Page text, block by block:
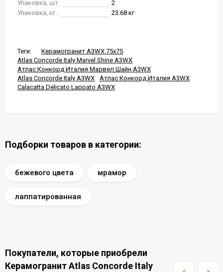
Упаковка, шт.
2
Упаковка, кг.
23.68 кг
Теги:
Керамогранит A3WX 75x75
Atlas Concorde Italy Marvel Shine A3WX
Атлас Конкорд Италия Марвел Шайн A3WX
Atlas Concorde Italy A3WX
Атлас Конкорд Италия A3WX
Calacatta Delicato Lappato A3WX
Подборки товаров в категории:
бежевого цвета мрамор
лаппатированная
Покупатели, которые приобрели
Керамогранит Atlas Concorde Italy